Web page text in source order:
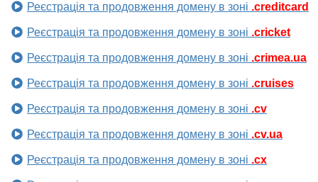
Реєстрація та продовження домену в зоні .creditcard
Реєстрація та продовження домену в зоні .cricket
Реєстрація та продовження домену в зоні .crimea.ua
Реєстрація та продовження домену в зоні .cruises
Реєстрація та продовження домену в зоні .cv
Реєстрація та продовження домену в зоні .cv.ua
Реєстрація та продовження домену в зоні .cx